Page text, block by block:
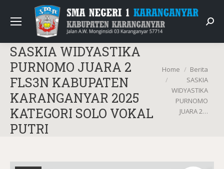
SASKIA WIDYASTIKA
PURNOMO JUARA 2
FLS3N KABUPATEN
KARANGANYAR 2025
KATEGORI SOLO VOKAL
PUTRI
You are here:
Home
Berita
SASKIA
WIDYASTIKA
PURNOMO
JUARA 2…